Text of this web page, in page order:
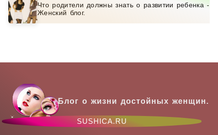
Что родители должны знать о развитии ребенка -
Женский блог.
Блог о жизни достойных женщин.
SUSHICA.RU